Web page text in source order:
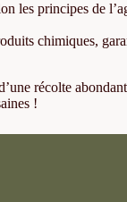
les principes de
chimiques,
récolte
!